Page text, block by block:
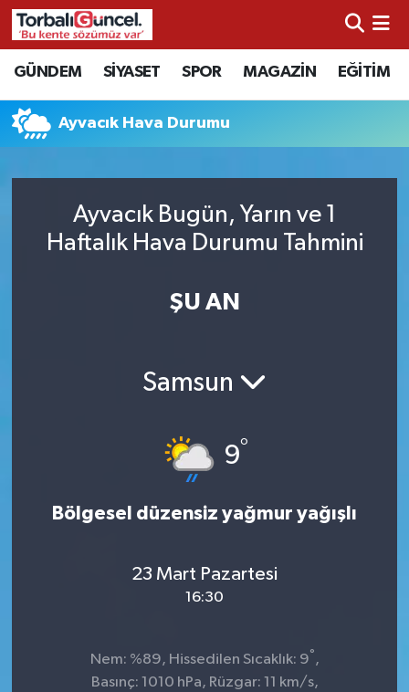
GÜNDEM SİYASET SPOR MAGAZİN EĞİTİM
Ayvacık Hava Durumu
Ayvacık Bugün, Yarın ve 1
Haftalık Hava Durumu Tahmini
ŞU AN
Samsun
9°
Bölgesel düzensiz yağmur yağışlı
23 Mart Pazartesi
16:30
Nem: %89, Hissedilen Sıcaklık: 9° ,
Basınç: 1010 hPa, Rüzgar: 11 km/s,
İzmir Nöbetçi Eczaneler
İzmir Hava Durumu
İzmir Trafik Yoğunluk Haritası
Süper Lig Puan Durumu ve Fikstür